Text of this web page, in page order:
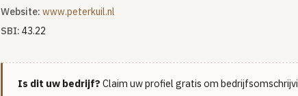
Website: www.peterkuil.nl
SBI: 43.22
Is dit uw bedrijf? Claim uw profiel gratis om